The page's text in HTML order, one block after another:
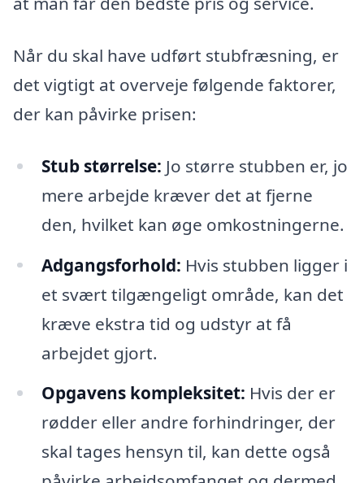
Når du skal have udført stubfræsning, er
det vigtigt at overveje følgende faktorer,
der kan påvirke prisen:
Stub størrelse: Jo større stubben er, jo
mere arbejde kræver det at fjerne
den, hvilket kan øge omkostningerne.
Adgangsforhold: Hvis stubben ligger i
et svært tilgængeligt område, kan det
kræve ekstra tid og udstyr at få
arbejdet gjort.
Opgavens kompleksitet: Hvis der er
rødder eller andre forhindringer, der
skal tages hensyn til, kan dette også